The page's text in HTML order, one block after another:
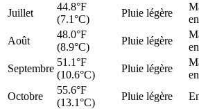
Juillet
44.8°F
(7.1°C)
Pluie légère
Août
48.0°F
(8.9°C)
Pluie légère
Septembre
51.1°F
(10.6°C)
Pluie légère
Octobre
55.6°F
(13.1°C)
Pluie légère